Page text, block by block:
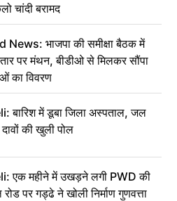
चांदी बरामद
भाजपा की समीक्षा बैठक में
पर मंथन, बीडीओ से मिलकर सौंपा
का विवरण
बारिश में डूबा जिला अस्पताल, जल
की खुली पोल
एक महीने में उखड़ने लगी PWD की
पर गड्ढे ने खोली निर्माण गुणवत्ता